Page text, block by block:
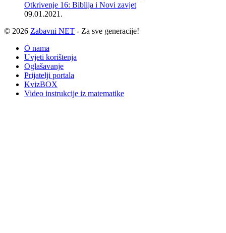
Otkrivenje 16: Biblija i Novi zavjet
09.01.2021.
© 2026 Zabavni NET - Za sve generacije!
O nama
Uvjeti korištenja
Oglašavanje
Prijatelji portala
KvizBOX
Video instrukcije iz matematike